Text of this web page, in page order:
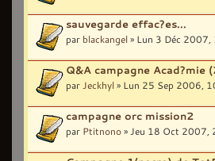
sauvegarde effac?es...
par blackangel» Lun 3 Déc 2007,
Q&A campagne Acad?mie
par Jeckhyl» Lun 25 Sep 2006,
campagne orc mission2
par Ptitnono» Jeu 18 Oct 2007,